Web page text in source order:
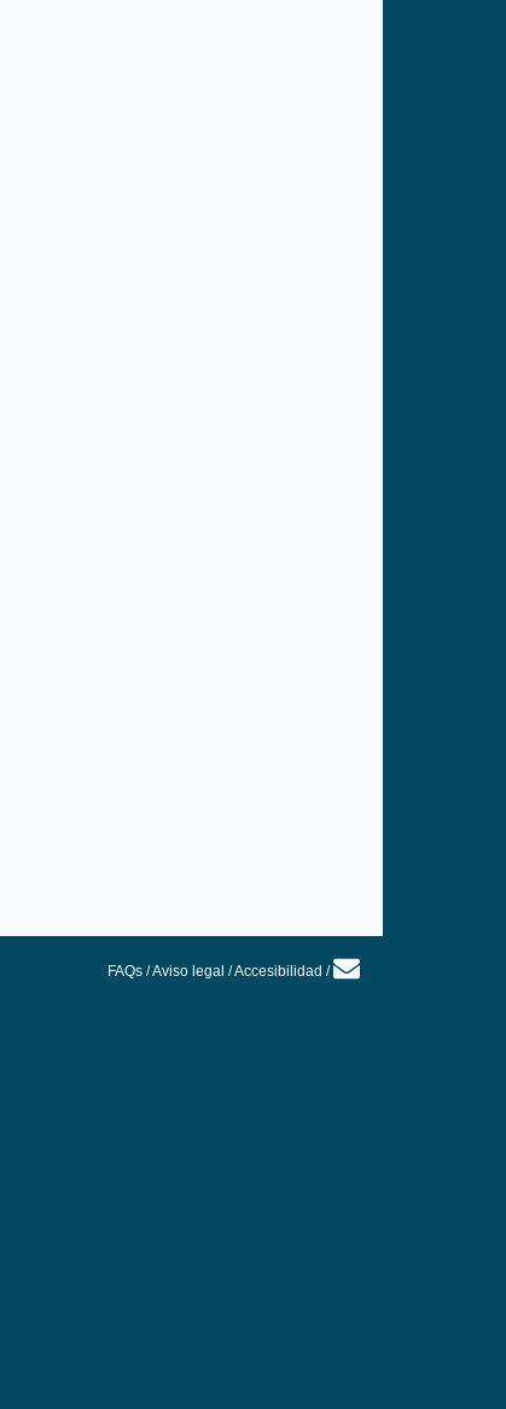
FAQs/Aviso legal /Accesibilidad /